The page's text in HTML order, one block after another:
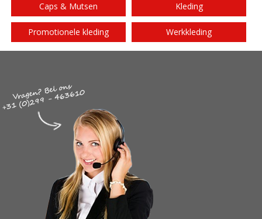
Caps & Mutsen Kleding
Promotionele kleding Werkkleding